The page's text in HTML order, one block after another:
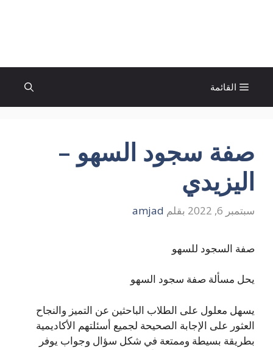
القائمة
صفة سجود السهو –
اليزيدي
سبتمبر 6, 2022 بقلم amjad
صفة السجود للسهو
يحل مسألة صفة سجود السهو
يسهل معلول على الطلاب الباحثين عن التميز والنجاح
العثور على الإجابة الصحيحة لجميع أسئلتهم الأكاديمية
بطريقة بسيطة وممتعة في شكل سؤال وجواب يوفر